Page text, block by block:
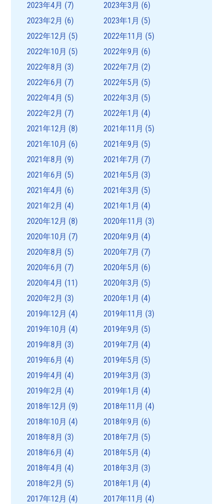
2023年4月 (7) 2023年3月 (6)
2023年2月 (6) 2023年1月 (5)
2022年12月 (5) 2022年11月 (5)
2022年10月 (5) 2022年9月 (6)
2022年8月 (3) 2022年7月 (2)
2022年6月 (7) 2022年5月 (5)
2022年4月 (5) 2022年3月 (5)
2022年2月 (7) 2022年1月 (4)
2021年12月 (8) 2021年11月 (5)
2021年10月 (6) 2021年9月 (5)
2021年8月 (9) 2021年7月 (7)
2021年6月 (5) 2021年5月 (3)
2021年4月 (6) 2021年3月 (5)
2021年2月 (4) 2021年1月 (4)
2020年12月 (8) 2020年11月 (3)
2020年10月 (7) 2020年9月 (4)
2020年8月 (5) 2020年7月 (7)
2020年6月 (7) 2020年5月 (6)
2020年4月 (11) 2020年3月 (5)
2020年2月 (3) 2020年1月 (4)
2019年12月 (4) 2019年11月 (3)
2019年10月 (4) 2019年9月 (5)
2019年8月 (3) 2019年7月 (4)
2019年6月 (4) 2019年5月 (5)
2019年4月 (4) 2019年3月 (3)
2019年2月 (4) 2019年1月 (4)
2018年12月 (9) 2018年11月 (4)
2018年10月 (4) 2018年9月 (6)
2018年8月 (3) 2018年7月 (5)
2018年6月 (4) 2018年5月 (4)
2018年4月 (4) 2018年3月 (3)
2018年2月 (5) 2018年1月 (4)
2017年12月 (4) 2017年11月 (4)